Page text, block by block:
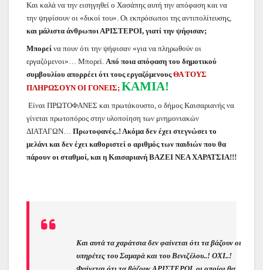
Και καλά να την εισηγηθεί ο Χασάπης αυτή την απόφαση και να
την ψηφίσουν οι «δικοί του». Οι εκπρόσωποι της αντιπολίτευσης,
και μάλιστα άνθρωποι ΑΡΙΣΤΕΡΟΙ, γιατί την ψήφισαν;
Μπορεί να πουν ότι την ψήφισαν «για να πληρωθούν οι
εργαζόμενοι»… Μπορεί. Από ποια απόφαση του δημοτικού
συμβουλίου απορρέει ότι τους εργαζόμενουςΘΑ ΤΟΥΣ
ΠΛΗΡΩΣΟΥΝ ΟΙ ΓΟΝΕΙΣ; ΚΑΜΙΑ!
Είναι ΠΡΩΤΟΦΑΝΕΣ και πρωτάκουστο, ο δήμος Καισαριανής να
γίνεται πρωτοπόρος στην υλοποίηση των μνημονιακών
ΔΙΑΤΑΓΩΝ… Πρωτοφανές..! Ακόμα δεν έχει στεγνώσει το
μελάνι και δεν έχει καθοριστεί ο αριθμός των παιδιών που θα
πάρουν οι σταθμοί, και η Καισαριανή ΒΑΖΕΙ ΝΕΑ ΧΑΡΑΤΣΙΑ!!!
Και αυτά τα χαράτσια δεν φαίνεται ότι τα βάζουν οι
υπηρέτες του Σαμαρά και του Βενιζέλου..! ΟΧΙ..!